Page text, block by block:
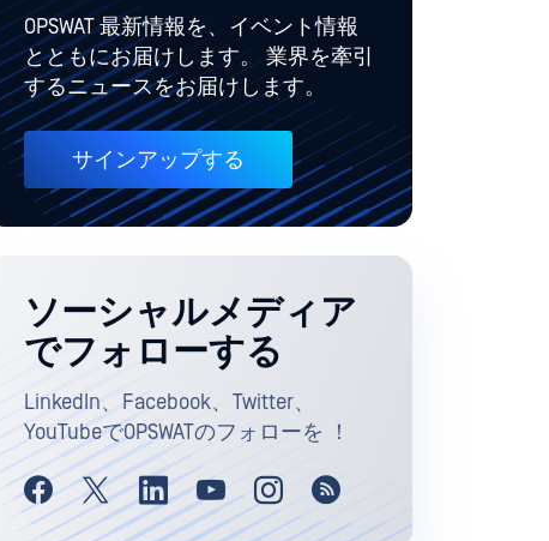
OPSWAT 最新情報を、イベント情報
とともにお届けします。 業界を牽引
するニュースをお届けします。
サインアップする
ソーシャルメディア
でフォローする
LinkedIn、Facebook、Twitter、
YouTubeでOPSWATのフォローを ！